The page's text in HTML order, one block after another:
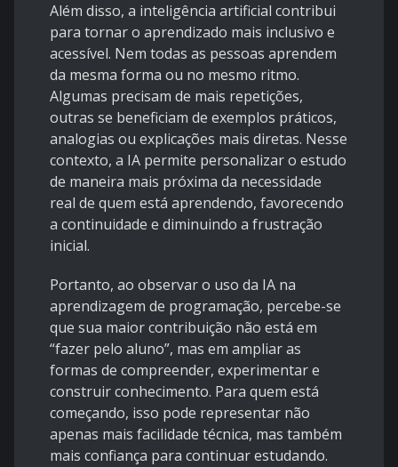
Além disso, a inteligência artificial contribui
para tornar o aprendizado mais inclusivo e
acessível. Nem todas as pessoas aprendem
da mesma forma ou no mesmo ritmo.
Algumas precisam de mais repetições,
outras se beneficiam de exemplos práticos,
analogias ou explicações mais diretas. Nesse
contexto, a IA permite personalizar o estudo
de maneira mais próxima da necessidade
real de quem está aprendendo, favorecendo
a continuidade e diminuindo a frustração
inicial.
Portanto, ao observar o uso da IA na
aprendizagem de programação, percebe-se
que sua maior contribuição não está em
“fazer pelo aluno”, mas em ampliar as
formas de compreender, experimentar e
construir conhecimento. Para quem está
começando, isso pode representar não
apenas mais facilidade técnica, mas também
mais confiança para continuar estudando.